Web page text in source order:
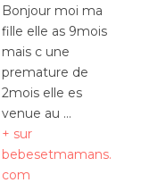
Bonjour moi ma
fille elle as 9mois
mais c une
premature de
2mois elle es
venue au …
+ sur
bebesetmamans.
com